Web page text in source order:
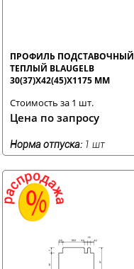
ПРОФИЛЬ ПОДСТАВОЧНЫЙ
ТЕПЛЫЙ BLAUGELB
30(37)X42(45)X1175 ММ
Стоимость за 1 шт.
Цена по запросу
Норма отпуска: 1 шт